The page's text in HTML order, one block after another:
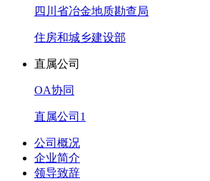
四川省冶金地质勘查局
住房和城乡建设部
直属公司
OA协同
直属公司1
公司概况
企业简介
领导致辞